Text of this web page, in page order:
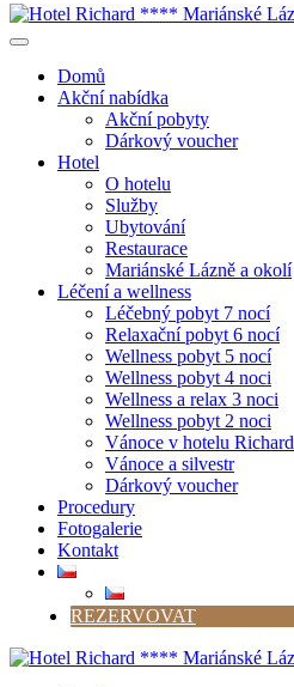
Domů
Akční nabídka
Akční pobyty
Dárkový voucher
Hotel
O hotelu
Služby
Ubytování
Restaurace
Mariánské Lázně a okolí
Léčení a wellness
Léčebný pobyt 7 nocí
Relaxační pobyt 6 nocí
Wellness pobyt 5 nocí
Wellness pobyt 4 noci
Wellness a relax 3 noci
Wellness pobyt 2 noci
Vánoce v hotelu Richard
Vánoce a silvestr
Dárkový voucher
Procedury
Fotogalerie
Kontakt
REZERVOVAT